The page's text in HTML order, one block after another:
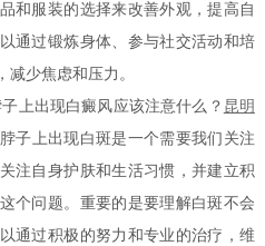
和服装的选择来改善外观，提高自
通过锻炼身体、参与社交活动和培
少焦虑和压力。
出现白癜风应该注意什么？ 昆明
子上出现白斑是一个需要我们关注
注自身护肤和生活习惯，并建立积
个问题。重要的是要理解白斑不会
通过积极的努力和专业的治疗，维